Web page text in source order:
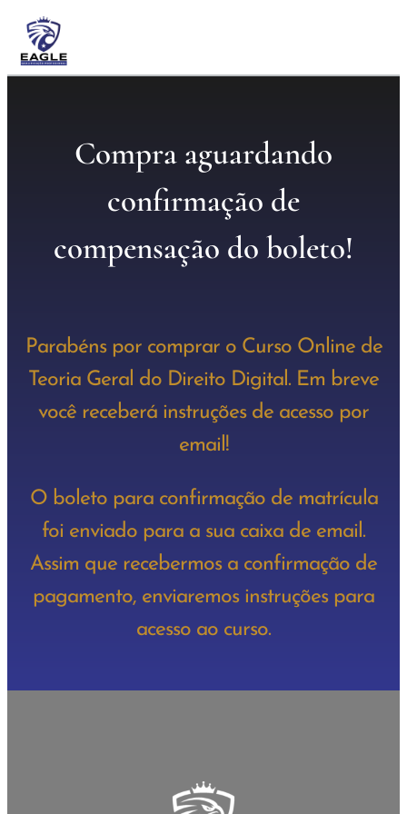
Compra aguardando
confirmação de
compensação do boleto!
Parabéns por comprar o Curso Online de
Teoria Geral do Direito Digital. Em breve
você receberá instruções de acesso por
email!
O boleto para confirmação de matrícula
foi enviado para a sua caixa de email.
Assim que recebermos a confirmação de
pagamento, enviaremos instruções para
acesso ao curso.